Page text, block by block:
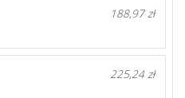
188,97 zł
225,24 zł